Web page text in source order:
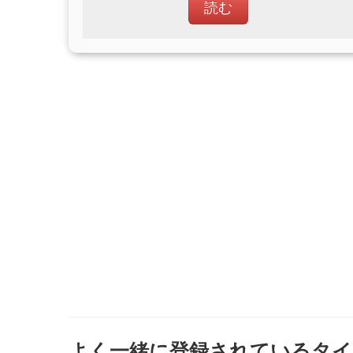
読む